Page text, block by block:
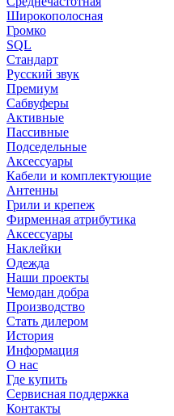
Широкополосная
Громко
SQL
Стандарт
Русский звук
Премиум
Сабвуферы
Активные
Пассивные
Подседельные
Аксессуары
Кабели и комплектующие
Антенны
Грили и крепеж
Фирменная атрибутика
Аксессуары
Наклейки
Одежда
Наши проекты
Чемодан добра
Производство
Стать дилером
История
Информация
О нас
Где купить
Сервисная поддержка
Контакты